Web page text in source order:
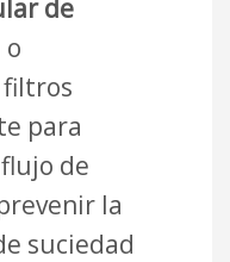
de
o
filtros
para
de
la
suciedad